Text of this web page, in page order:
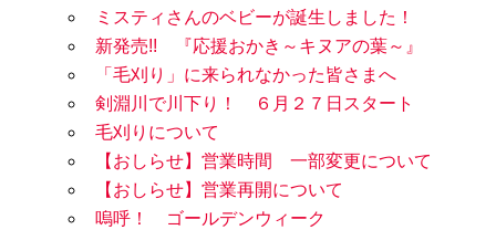
ミスティさんのベビーが誕生しました！
新発売!! 『応援おかき～キヌアの葉～』
「毛刈り」に来られなかった皆さまへ
剣淵川で川下り！ ６月２７日スタート
毛刈りについて
【おしらせ】営業時間 一部変更について
【おしらせ】営業再開について
嗚呼！ ゴールデンウィーク